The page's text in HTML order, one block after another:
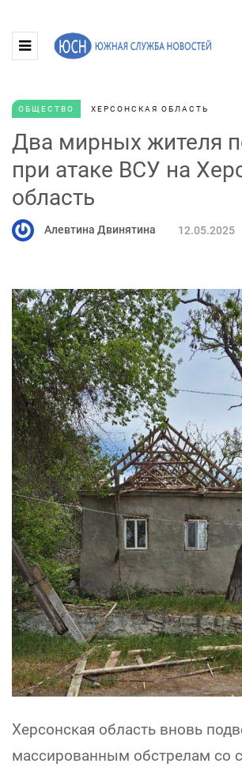
ОБЩЕСТВО ХЕРСОНСКАЯ ОБЛАСТЬ
Два мирных жителя
при атаке ВСУ на
область
Алевтина Двинятина 12.05.2025
Херсонская область вновь
массированным обстрелам со